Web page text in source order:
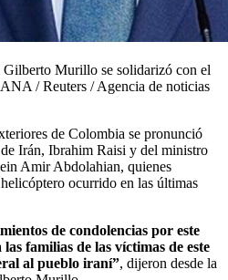
Murillo se solidarizó con el
/ Reuters / Agencia de noticias
de Colombia se pronunció
Irán, Ibrahim Raisi y del ministro
Amir Abdolahian, quienes
ocurrido en las últimas
de condolencias por este
familias de las víctimas de este
al pueblo iraní”, dijeron desde la